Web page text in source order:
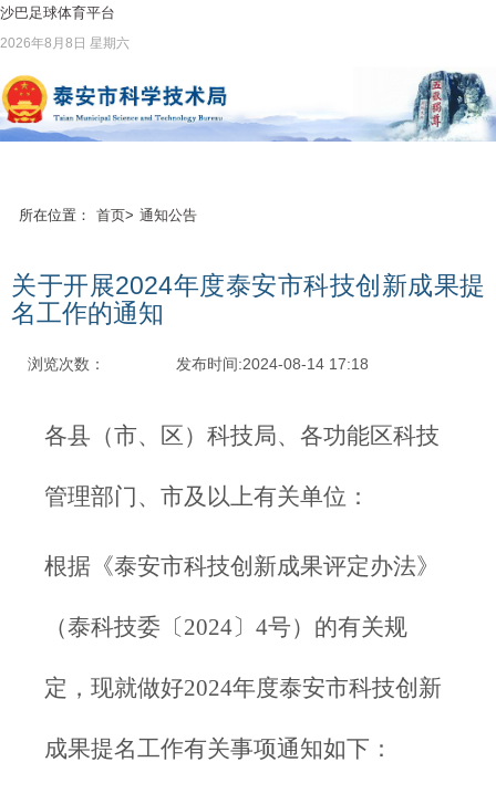
沙巴足球体育平台
2026年8月8日 星期六
所在位置： 首页> 通知公告
关于开展2024年度泰安市科技创新成果提
名工作的通知
浏览次数： 发布时间:2024-08-14 17:18
各县（市、区）科技局、各功能区科技
管理部门、市及以上有关单位：
根据《泰安市科技创新成果评定办法》
（泰科技委〔2024〕4号）的有关规
定，现就做好2024年度泰安市科技创新
成果提名工作有关事项通知如下：